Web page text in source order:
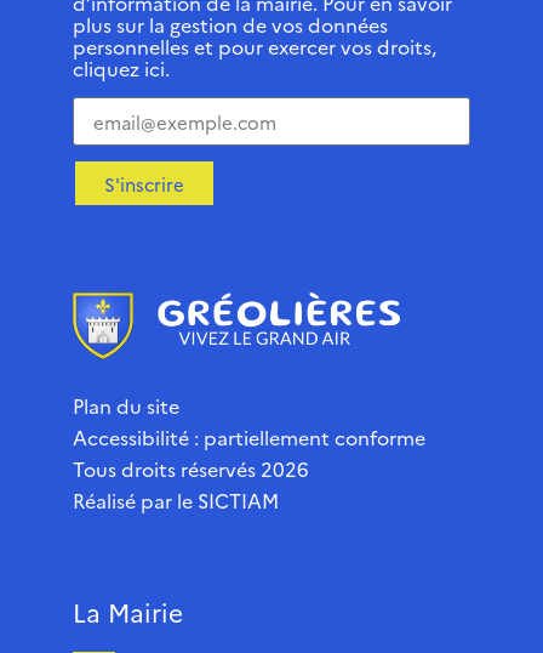
plus sur la gestion de vos données
personnelles et pour exercer vos droits,
cliquez ici.
S'inscrire
Plan du site
Accessibilité : partiellement conforme
Tous droits réservés 2026
Réalisé par le SICTIAM
La Mairie